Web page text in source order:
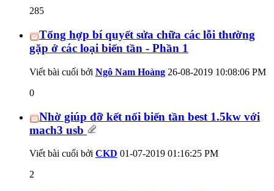
285
Tổng hợp bí quyết sửa chữa các lỗi thường
gặp ở các loại biến tần - Phần 1
Viết bài cuối bởi Ngô Nam Hoàng 26-08-2019 10:08:06 PM
0
Nhờ giúp đỡ kết nối biến tần best 1.5kw với
mach3 usb
Viết bài cuối bởi CKD 01-07-2019 01:16:25 PM
2